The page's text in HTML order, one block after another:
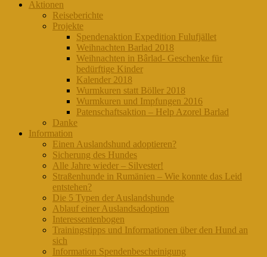
Aktionen
Reiseberichte
Projekte
Spendenaktion Expedition Fulufjället
Weihnachten Barlad 2018
Weihnachten in Bârlad- Geschenke für
bedürftige Kinder
Kalender 2018
Wurmkuren statt Böller 2018
Wurmkuren und Impfungen 2016
Patenschaftsaktion – Help Azorel Barlad
Danke
Information
Einen Auslandshund adoptieren?
Sicherung des Hundes
Alle Jahre wieder – Silvester!
Straßenhunde in Rumänien – Wie konnte das Leid
entstehen?
Die 5 Typen der Auslandshunde
Ablauf einer Auslandsadoption
Interessentenbogen
Trainingstipps und Informationen über den Hund an
sich
Information Spendenbescheinigung